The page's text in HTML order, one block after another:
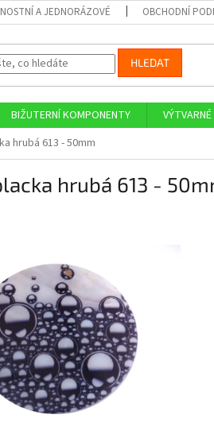
A JEDNORÁZOVÉ OBCHODNÍ
HLEDAT
BIŽUTERNÍ KOMPONENTY
hrubá 613 - 50mm
hrubá 613 -